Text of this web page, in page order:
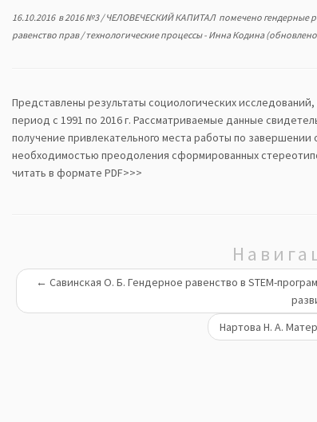
16.10.2016в2016 №3/ЧЕЛОВЕЧЕСКИЙ КАПИТАЛ помечено гендерные
равенство прав/технологические процессы- Инна Кодина(обновлено
Представлены результаты социологических
период с 1991 по 2016 г. Рассматриваемые данные
получение привлекательного места работы по
необходимостью преодоления сформированных
читать в формате PDF>>>
← Савинская О. Б. Гендерное равенство в STEM-
Нартова Н. А.